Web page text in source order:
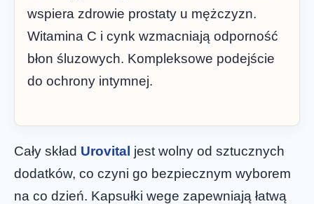
wspiera zdrowie prostaty u mężczyzn.
Witamina C i cynk wzmacniają odporność
błon śluzowych. Kompleksowe podejście
do ochrony intymnej.
Cały skład Urovital jest wolny od sztucznych
dodatków, co czyni go bezpiecznym wyborem
na co dzień. Kapsułki wege zapewniają łatwą